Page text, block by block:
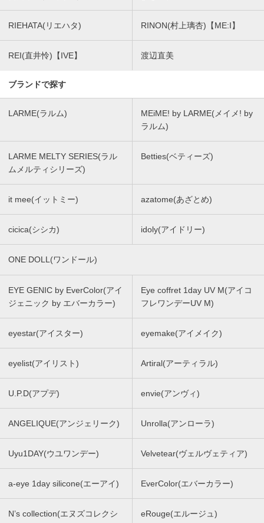
RIEHATA(リエハタ) RINON(村上璃杏)【ME:I】
REI(直井怜)【IVE】 渡辺直美
ブランドで探す
LARME(ラルム)
MEiME! by LARME(メイメ! by
ラルム)
LARME MELTY SERIES(ラル
ムメルティシリーズ)
Betties(ベティーズ)
it mee(イットミー) azatome(あざとめ)
cicica(シシカ) idoly(アイドリー)
ONE DOLL(ワンドール)
EYE GENIC by EverColor(アイ
ジェニック by エバーカラー)
Eye coffret 1day UV M(アイコ
フレワンデーUV M)
eyestar(アイスター) eyemake(アイメイク)
eyelist(アイリスト) Artiral(アーティラル)
U.P.D(アプデ) envie(アンヴィ)
ANGELIQUE(アンジェリーク) Unrolla(アンローラ)
Uyu1DAY(ウユワンデー) Velvetear(ヴェルヴェティア)
a-eye 1day silicone(エーアイ) EverColor(エバーカラー)
N’s collection(エヌズコレクシ
eRouge(エルージュ)